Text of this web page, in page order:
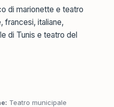
di marionette e teatro
francesi, italiane,
di Tunis e teatro del
Teatro municipale